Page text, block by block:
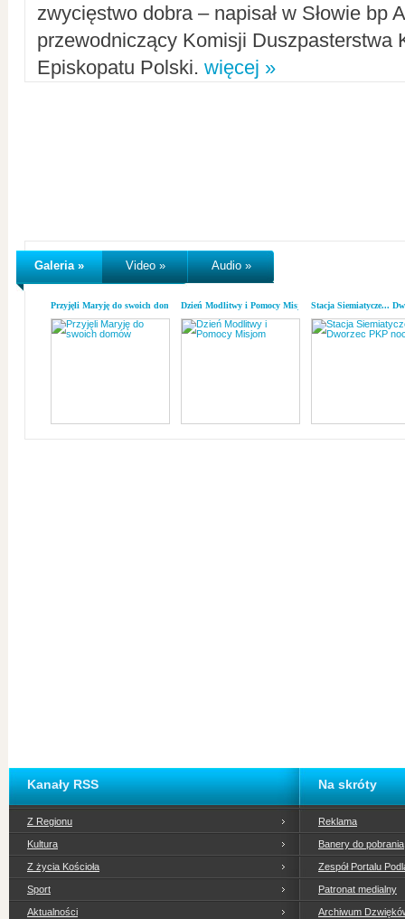
zwycięstwo dobra – napisał w Słowie bp
przewodniczący Komisji Duszpasterstwa
Episkopatu Polski. więcej »
Galeria » Video » Audio »
Przyjęli Maryję do swoich domówDzień Modlitwy i Pomocy MisjomStacja Siemiatycze...
Kanały RSS
Z Regionu
Kultura
Z życia Kościoła
Sport
Aktualności
Na skróty
Reklama
Banery do pobrania
Zespół Portalu
Patronat medialny
Archiwum